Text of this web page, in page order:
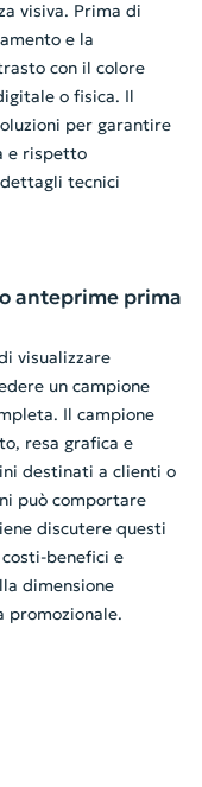
visiva. Prima di
e la
con il colore
o fisica. Il
per garantire
e rispetto
tecnici
anteprime prima
visualizzare
un campione
Il campione
resa grafica e
destinati a clienti o
può comportare
discutere questi
benefici e
dimensione
promozionale.